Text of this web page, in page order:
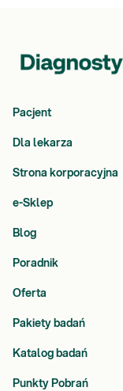
Pacjent
Dla lekarza
Strona korporacyjna
e-Sklep
Blog
Poradnik
Oferta
Pakiety badań
Katalog badań
Punkty Pobrań